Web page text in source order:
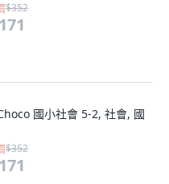
$352
國小社會 5-2, 社會, 國
$352